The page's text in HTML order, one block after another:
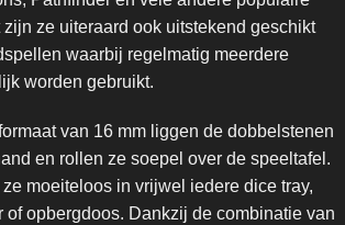
ze uiteraard ook uitstekend geschikt
waarbij regelmatig meerdere
worden gebruikt.
van 16 mm liggen de dobbelstenen
en rollen ze soepel over de speeltafel.
moeiteloos in vrijwel iedere dice tray,
of opbergdoos. Dankzij de combinatie van